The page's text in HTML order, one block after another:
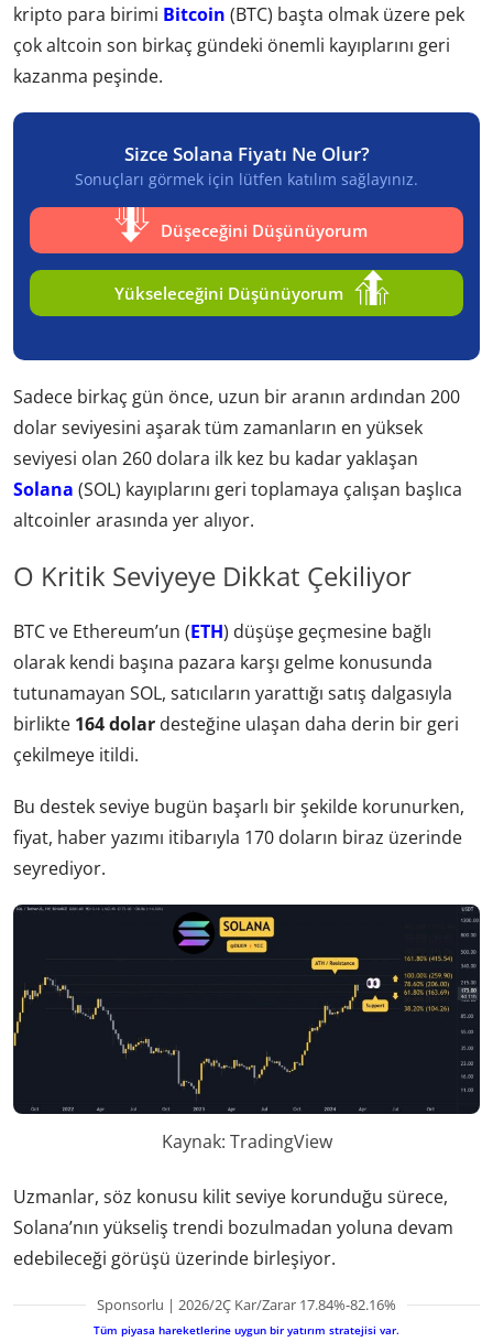
kripto para birimi Bitcoin (BTC) başta olmak üzere pek
çok altcoin son birkaç gündeki önemli kayıplarını geri
kazanma peşinde.
Sizce Solana Fiyatı Ne Olur?
Sonuçları görmek için lütfen katılım sağlayınız.
Düşeceğini Düşünüyorum
Yükseleceğini Düşünüyorum
Sadece birkaç gün önce, uzun bir aranın ardından 200
dolar seviyesini aşarak tüm zamanların en yüksek
seviyesi olan 260 dolara ilk kez bu kadar yaklaşan
Solana (SOL) kayıplarını geri toplamaya çalışan başlıca
altcoinler arasında yer alıyor.
O Kritik Seviyeye Dikkat Çekiliyor
BTC ve Ethereum’un (ETH) düşüşe geçmesine bağlı
olarak kendi başına pazara karşı gelme konusunda
tutunamayan SOL, satıcıların yarattığı satış dalgasıyla
birlikte 164 dolar desteğine ulaşan daha derin bir geri
çekilmeye itildi.
Bu destek seviye bugün başarlı bir şekilde korunurken,
fiyat, haber yazımı itibarıyla 170 doların biraz üzerinde
seyrediyor.
Kaynak: TradingView
Uzmanlar, söz konusu kilit seviye korunduğu sürece,
Solana’nın yükseliş trendi bozulmadan yoluna devam
edebileceği görüşü üzerinde birleşiyor.
Sponsorlu | 2026/2Ç Kar/Zarar 17.84%-82.16%
Tüm piyasa hareketlerine uygun bir yatırım stratejisi var.